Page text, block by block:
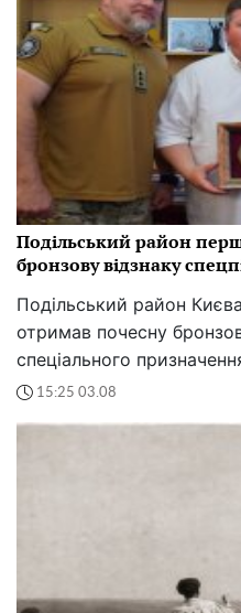
Подільський район
бронзову відзнаку
Подільський район
отримав почесну
спеціального
15:25 03.08